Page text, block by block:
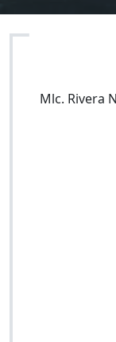
Mlc. Rivera